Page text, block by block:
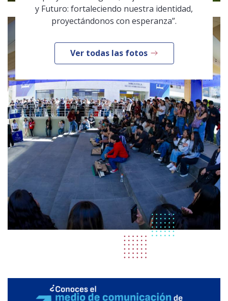
y Futuro: fortaleciendo nuestra identidad,
proyectándonos con esperanza”.
Ver todas las fotos